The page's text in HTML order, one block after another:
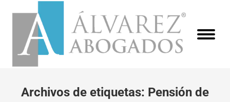
Archivos de etiquetas: Pensión de